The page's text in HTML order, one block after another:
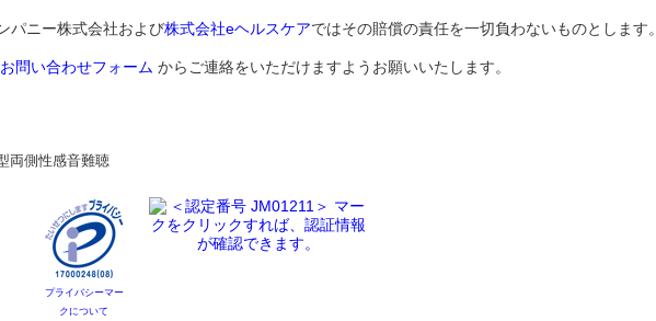
パニー株式会社および株式会社eヘルスケアではその賠償の責任を一切負わないものとします。
お問い合わせフォーム からご連絡をいただけますようお願いいたします。
両側性感音難聴
プライバシーマー
クについて